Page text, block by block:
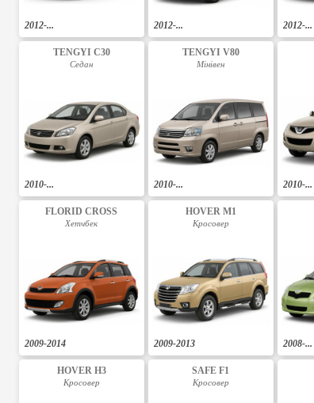
2012-... 2012-... 2012-...
TENGYI C30
Седан
2010-...
TENGYI V80
Мінівен
2010-... 2010-...
FLORID CROSS
Хетчбек
2009-2014
HOVER M1
Кросовер
2009-2013 2008-...
HOVER H3
Кросовер
SAFE F1
Кросовер